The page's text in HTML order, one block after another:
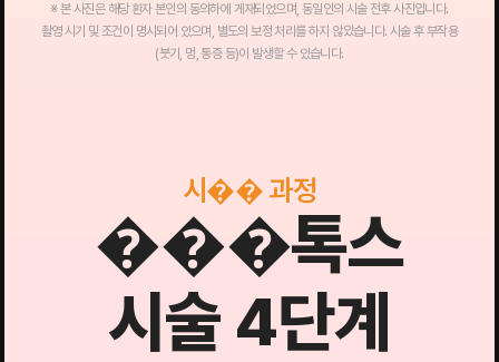
※ 본 사진은 해당 환자 본인의 동의하에 게재되었으며, 동일인의 시술 전후 사진입니다.
촬영 시기 및 조건이 명시되어 있으며, 별도의 보정 처리를 하지 않았습니다. 시술 후 부작용
(붓기, 멍, 통증 등)이 발생할 수 있습니다.
시�� 과정
���톡스
시술 4단계